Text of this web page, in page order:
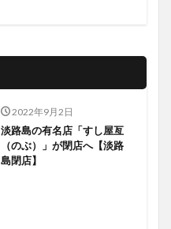
2022年9月2日
淡路島の有名店「すし屋亙
（のぶ）」が閉店へ【淡路
島閉店】